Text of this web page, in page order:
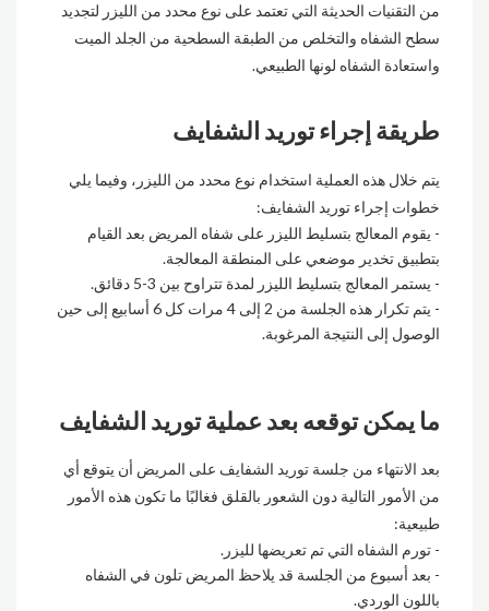
من التقنيات الحديثة التي تعتمد على نوع محدد من الليزر لتجديد
سطح الشفاه والتخلص من الطبقة السطحية من الجلد الميت
واستعادة الشفاه لونها الطبيعي.
طريقة إجراء توريد الشفايف
يتم خلال هذه العملية استخدام نوع محدد من الليزر، وفيما يلي
خطوات إجراء توريد الشفايف:
يقوم المعالج بتسليط الليزر على شفاه المريض بعد القيام
بتطبيق تخدير موضعي على المنطقة المعالجة.
يستمر المعالج بتسليط الليزر لمدة تتراوح بين 3-5 دقائق.
يتم تكرار هذه الجلسة من 2 إلى 4 مرات كل 6 أسابيع إلى حين
الوصول إلى النتيجة المرغوبة.
ما يمكن توقعه بعد عملية توريد الشفايف
بعد الانتهاء من جلسة توريد الشفايف على المريض أن يتوقع أي
من الأمور التالية دون الشعور بالقلق فغالبًا ما تكون هذه الأمور
طبيعية:
تورم الشفاه التي تم تعريضها لليزر.
بعد أسبوع من الجلسة قد يلاحظ المريض تلون في الشفاه
باللون الوردي.